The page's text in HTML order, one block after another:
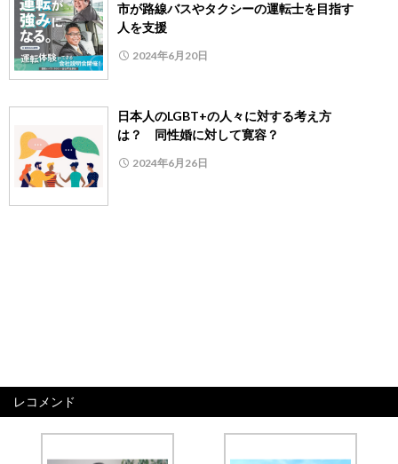
市が路線バスやタクシーの運転士を目指す
人を支援
2024年6月20日
日本人のLGBT+の人々に対する考え方
は？ 同性婚に対して寛容？
2024年6月26日
レコメンド